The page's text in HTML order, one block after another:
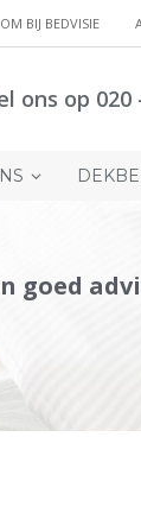
BIJ BEDVISIE
ons op 020
goed